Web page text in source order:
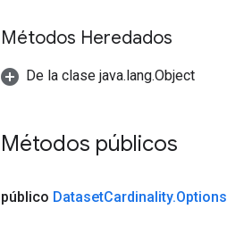
Métodos Heredados
De la clase java.lang.Object
Métodos públicos
público DatasetCardinality.Options